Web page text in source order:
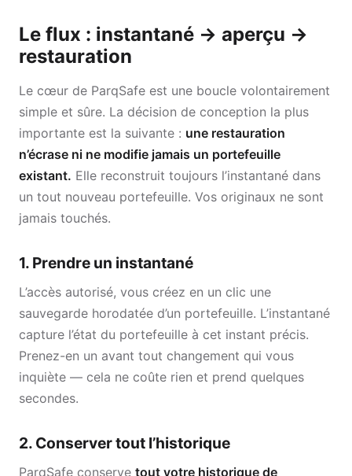
Le flux : instantané → aperçu →
restauration
Le cœur de ParqSafe est une boucle volontairement
simple et sûre. La décision de conception la plus
importante est la suivante : une restauration
n’écrase ni ne modifie jamais un portefeuille
existant. Elle reconstruit toujours l’instantané dans
un tout nouveau portefeuille. Vos originaux ne sont
jamais touchés.
1. Prendre un instantané
L’accès autorisé, vous créez en un clic une
sauvegarde horodatée d’un portefeuille. L’instantané
capture l’état du portefeuille à cet instant précis.
Prenez-en un avant tout changement qui vous
inquiète — cela ne coûte rien et prend quelques
secondes.
2. Conserver tout l’historique
ParqSafe conserve tout votre historique de